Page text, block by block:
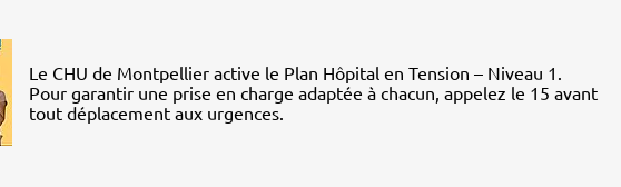
Le CHU de Montpellier active le Plan Hôpital en Tension – Niveau 1.
Pour garantir une prise en charge adaptée à chacun, appelez le 15 avant
tout déplacement aux urgences.